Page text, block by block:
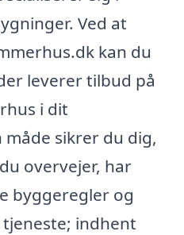
Ved at
kan du
leverer tilbud på
i dit
sikrer du dig,
overvejer, har
byggeregler og
tjeneste; indhent